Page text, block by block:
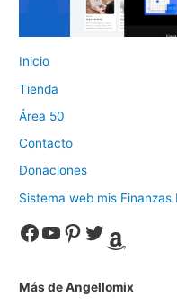
Inicio
Tienda
Área 50
Contacto
Donaciones
Sistema web mis Finanzas
Facebook YouTube Pinterest Twitter Amazon
Más de Angellomix